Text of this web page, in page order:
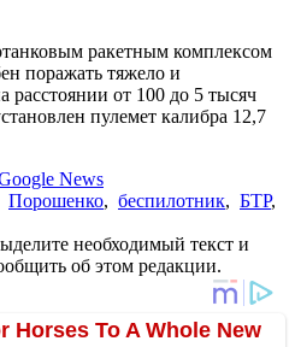
ракетным комплексом
поражать тяжело и
расстоянии от 100 до 5 тысяч
пулемет калибра 12,7
News
Порошенко, беспилотник, БТР,
необходимый текст и
об этом редакции.